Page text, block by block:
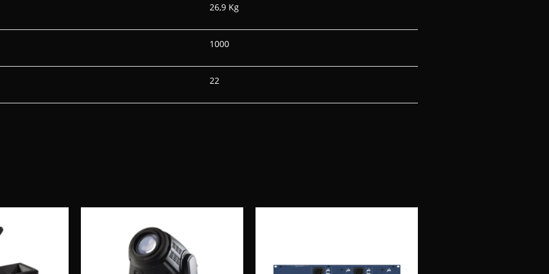
26,9 Kg
1000
22